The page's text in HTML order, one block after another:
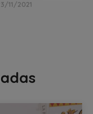
11/2021